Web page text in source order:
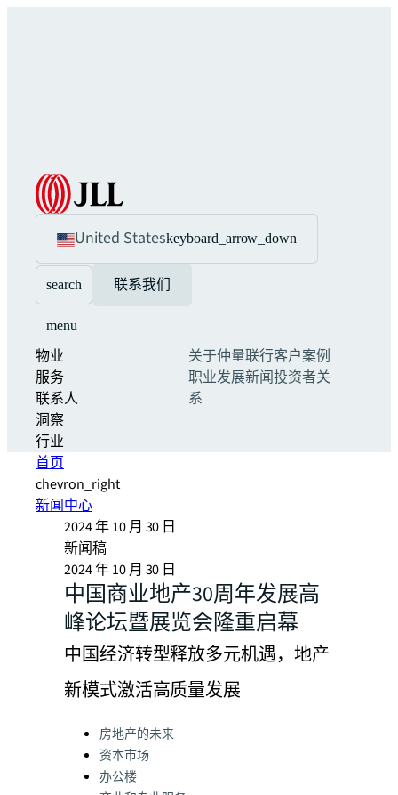
United Stateskeyboard_arrow_down
search 联系我们
menu
物业
服务
联系人
洞察
行业
关于仲量联行客户案例
职业发展新闻投资者关
系
首页
chevron_right
新闻中心
2024 年 10 月 30 日
新闻稿
2024 年 10 月 30 日
中国商业地产30周年发展高
峰论坛暨展览会隆重启幕
中国经济转型释放多元机遇，地产
新模式激活高质量发展
Categories:
房地产的未来
资本市场
办公楼